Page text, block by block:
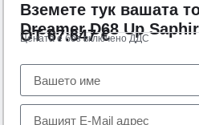
Вземете тук вашата
Dreamer D68 Up Saphir
ОТ67.647€
Цената е без включено ДДС
Тел.:+359 89 552 4009